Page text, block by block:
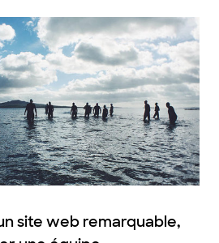
site web remarquable,